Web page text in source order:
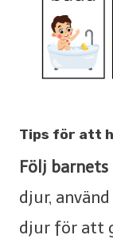
Tips för att
Följ barnets
djur,
djur för att